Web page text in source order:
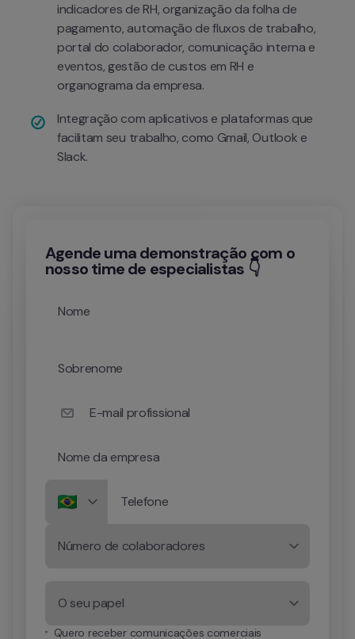
indicadores de RH, organização da folha de
pagamento, automação de fluxos de trabalho,
portal do colaborador, comunicação interna e
eventos, gestão de custos em RH e
organograma da empresa.
Integração com aplicativos e plataformas que
facilitam seu trabalho, como Gmail, Outlook e
Slack.
Agende uma demonstração com o
nosso time de especialistas 👇
Nome
Sobrenome
E-mail profissional
Nome da empresa
Telefone
Número de colaboradores
O seu papel
Quero receber comunicações comerciais